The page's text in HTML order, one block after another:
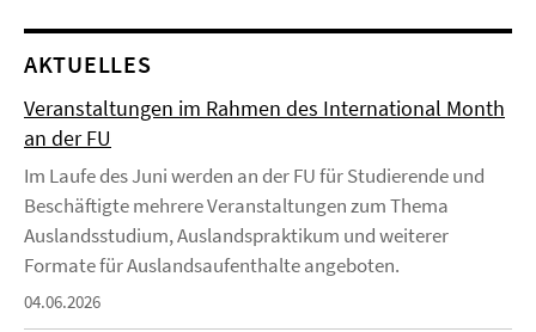
AKTUELLES
Veranstaltungen im Rahmen des International Month
an der FU
Im Laufe des Juni werden an der FU für Studierende und
Beschäftigte mehrere Veranstaltungen zum Thema
Auslandsstudium, Auslandspraktikum und weiterer
Formate für Auslandsaufenthalte angeboten.
04.06.2026